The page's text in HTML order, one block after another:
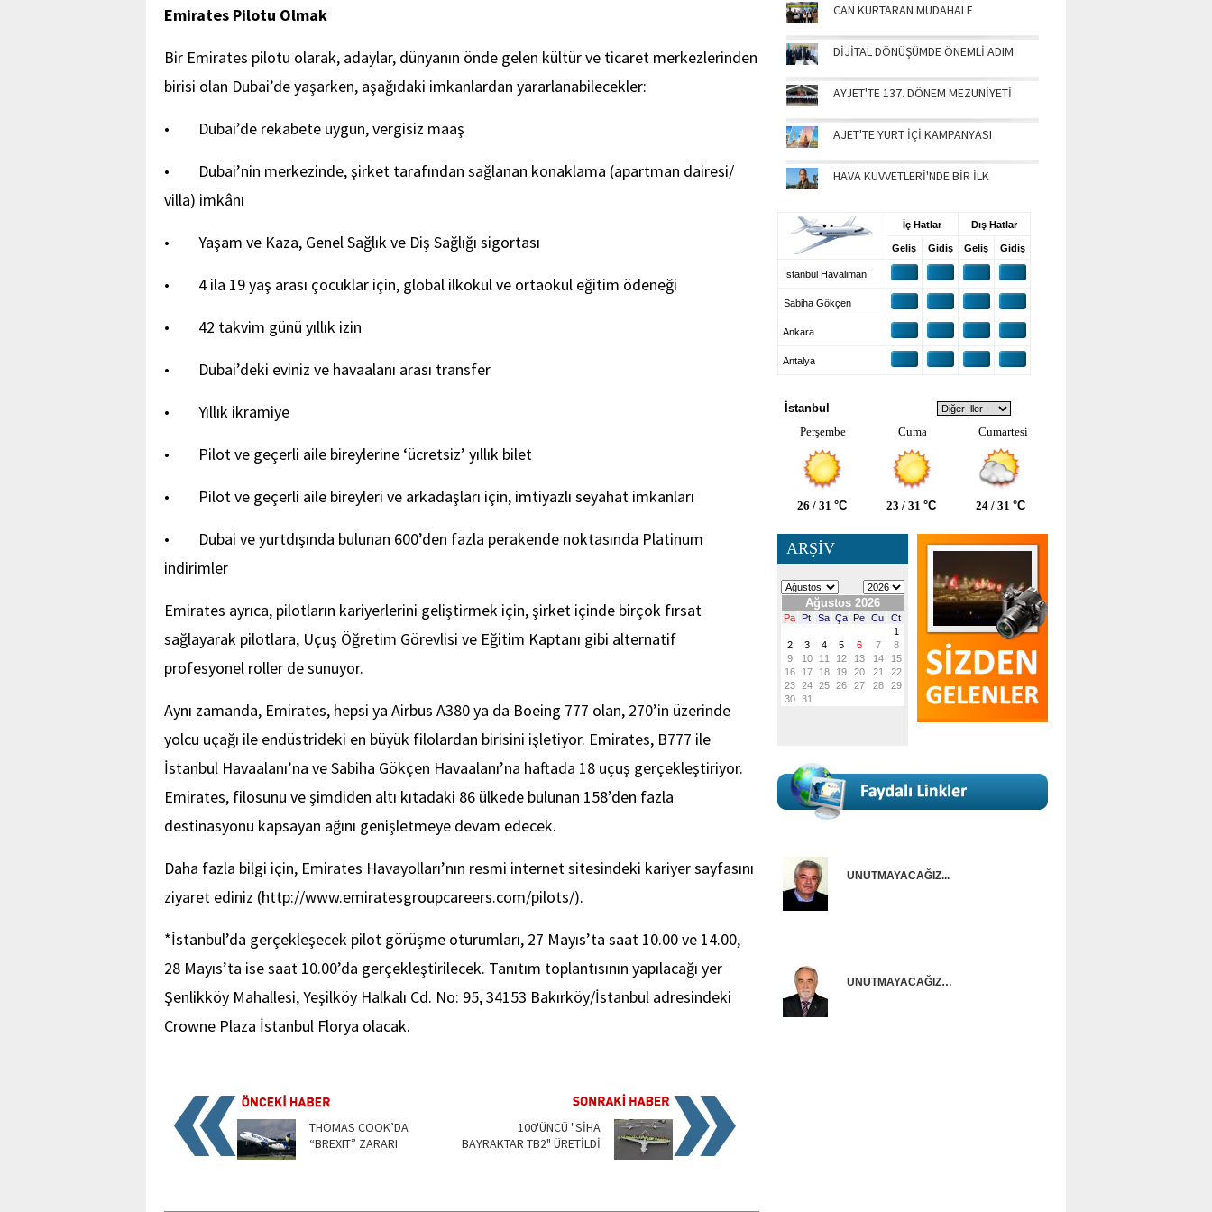
Emirates Pilotu Olmak
Bir Emirates pilotu olarak, adaylar, dünyanın önde gelen kültür ve ticaret merkezlerinden
birisi olan Dubai’de yaşarken, aşağıdaki imkanlardan yararlanabilecekler:
• Dubai’de rekabete uygun, vergisiz maaş
• Dubai’nin merkezinde, şirket tarafından sağlanan konaklama (apartman dairesi/
villa) imkânı
• Yaşam ve Kaza, Genel Sağlık ve Diş Sağlığı sigortası
• 4 ila 19 yaş arası çocuklar için, global ilkokul ve ortaokul eğitim ödeneği
• 42 takvim günü yıllık izin
• Dubai’deki eviniz ve havaalanı arası transfer
• Yıllık ikramiye
• Pilot ve geçerli aile bireylerine ‘ücretsiz’ yıllık bilet
• Pilot ve geçerli aile bireyleri ve arkadaşları için, imtiyazlı seyahat imkanları
• Dubai ve yurtdışında bulunan 600’den fazla perakende noktasında Platinum
indirimler
Emirates ayrıca, pilotların kariyerlerini geliştirmek için, şirket içinde birçok fırsat
sağlayarak pilotlara, Uçuş Öğretim Görevlisi ve Eğitim Kaptanı gibi alternatif
profesyonel roller de sunuyor.
Aynı zamanda, Emirates, hepsi ya Airbus A380 ya da Boeing 777 olan, 270’in üzerinde
yolcu uçağı ile endüstrideki en büyük filolardan birisini işletiyor. Emirates, B777 ile
İstanbul Havaalanı’na ve Sabiha Gökçen Havaalanı’na haftada 18 uçuş gerçekleştiriyor.
Emirates, filosunu ve şimdiden altı kıtadaki 86 ülkede bulunan 158’den fazla
destinasyonu kapsayan ağını genişletmeye devam edecek.
Daha fazla bilgi için, Emirates Havayolları’nın resmi internet sitesindeki kariyer sayfasını
ziyaret ediniz (http://www.emiratesgroupcareers.com/pilots/).
*İstanbul’da gerçekleşecek pilot görüşme oturumları, 27 Mayıs’ta saat 10.00 ve 14.00,
28 Mayıs’ta ise saat 10.00’da gerçekleştirilecek. Tanıtım toplantısının yapılacağı yer
Şenlikköy Mahallesi, Yeşilköy Halkalı Cd. No: 95, 34153 Bakırköy/İstanbul adresindeki
Crowne Plaza İstanbul Florya olacak.
THOMAS COOK’DA
“BREXIT” ZARARI
100'ÜNCÜ "SİHA
BAYRAKTAR TB2" ÜRETİLDİ
CAN KURTARAN MÜDAHALE
DİJİTAL DÖNÜŞÜMDE ÖNEMLİ ADIM
AYJET'TE 137. DÖNEM MEZUNİYETİ
AJET'TE YURT İÇİ KAMPANYASI
HAVA KUVVETLERİ'NDE BİR İLK
İç Hatlar Dış Hatlar
Geliş Gidiş Geliş Gidiş
İstanbul Havalimanı
Sabiha Gökçen
Ankara
Antalya
İstanbul
Perşembe
Cuma Cumartesi
26 / 31 °C 23 / 31 °C 24 / 31 °C
ARŞİV
UNUTMAYACAĞIZ...
UNUTMAYACAĞIZ…